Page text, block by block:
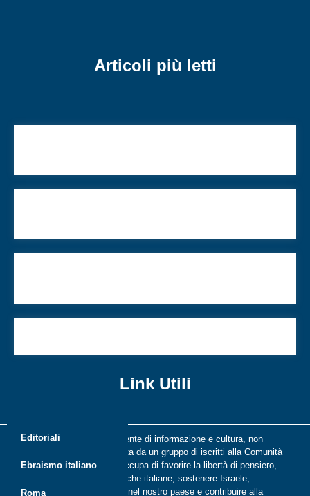
Articoli più letti
Link Utili
Editoriali
Ebraismo italiano
Roma
Riflessi è una rivista indipendente di informazione e cultura, non
periodica, digitale e on line nata da un gruppo di iscritti alla Comunità
ebraica di Roma. Riflessi si occupa di favorire la libertà di pensiero,
il dialogo tra le comunità ebraiche italiane, sostenere Israele,
promuovere la cultura ebraica nel nostro paese e contribuire alla